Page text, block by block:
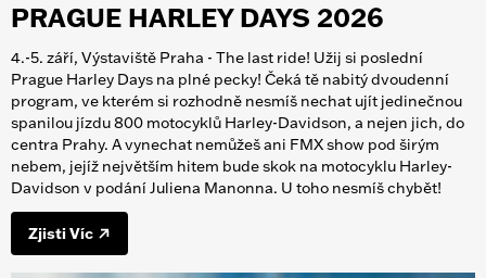
PRAGUE HARLEY DAYS 2026
4.-5. září, Výstaviště Praha - The last ride! Užij si poslední
Prague Harley Days na plné pecky! Čeká tě nabitý dvoudenní
program, ve kterém si rozhodně nesmíš nechat ujít jedinečnou
spanilou jízdu 800 motocyklů Harley-Davidson, a nejen jich, do
centra Prahy. A vynechat nemůžeš ani FMX show pod širým
nebem, jejíž největším hitem bude skok na motocyklu Harley-
Davidson v podání Juliena Manonna. U toho nesmíš chybět!
Zjisti Víc